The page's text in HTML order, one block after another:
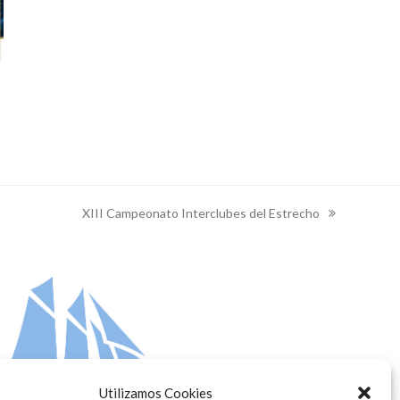
Utilizamos Cookies
next
XIII Campeonato Interclubes del Estrecho